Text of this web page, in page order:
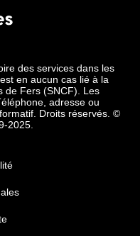
des services dans les
en aucun cas lié à la
de Fers (SNCF). Les
adresse ou
Droits réservés. ©
2025.